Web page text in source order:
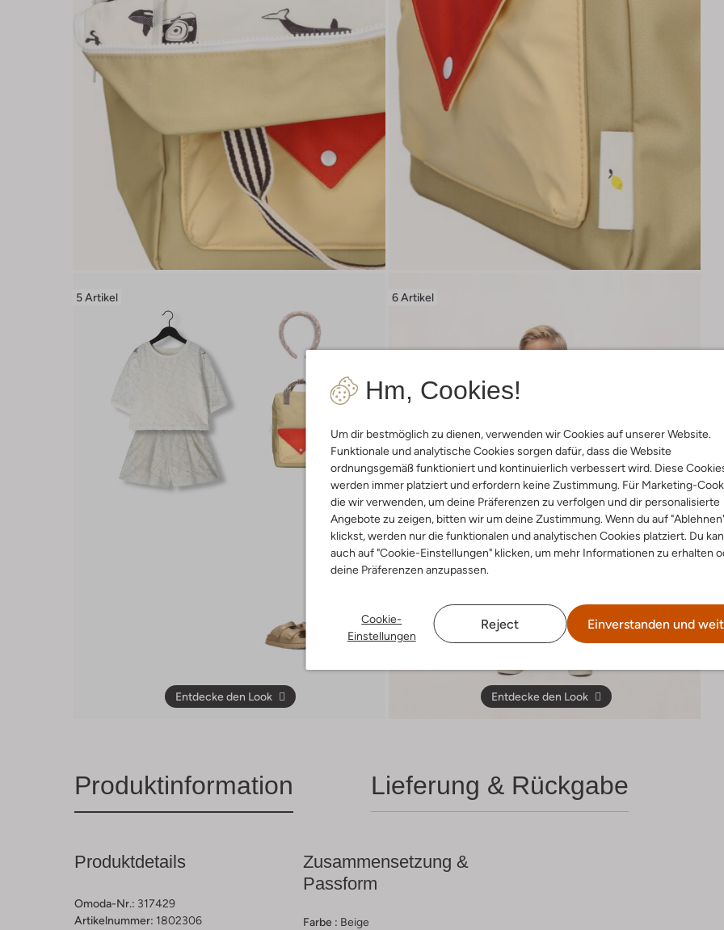
Hm, Cookies!
Um dir bestmöglich zu dienen, verwenden wir Cookies auf unserer Website.
Funktionale und analytische Cookies sorgen dafür, dass die Website
ordnungsgemäß funktioniert und kontinuierlich verbessert wird. Diese
werden immer platziert und erfordern keine Zustimmung. Für Marketing-
die wir verwenden, um deine Präferenzen zu verfolgen und dir personalisierte
Angebote zu zeigen, bitten wir um deine Zustimmung. Wenn du auf
klickst, werden nur die funktionalen und analytischen Cookies platziert. Du
auch auf "Cookie-Einstellungen" klicken, um mehr Informationen zu erhalten
deine Präferenzen anzupassen.
Cookie-
Einstellungen
Reject Einverstanden und
5 Artikel
Entdecke den Look
6 Artikel
Entdecke den Look
Produktinformation Lieferung & Rückgabe
Produktdetails
Omoda-Nr.: 317429
Artikelnummer: 1802306
Zusammensetzung &
Passform
Farbe : Beige